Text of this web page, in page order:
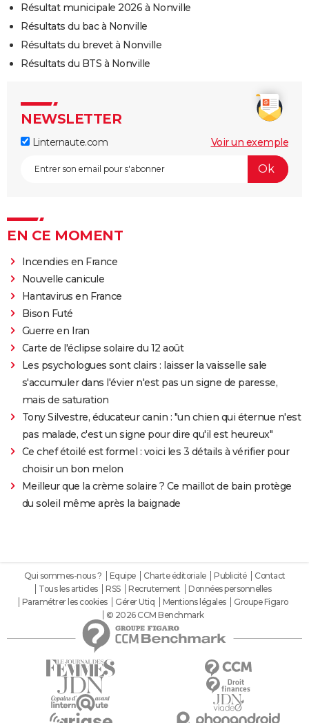
Résultat municipale 2026 à Nonville
Résultats du bac à Nonville
Résultats du brevet à Nonville
Résultats du BTS à Nonville
NEWSLETTER
Linternaute.com Voir un exemple
EN CE MOMENT
Incendies en France
Nouvelle canicule
Hantavirus en France
Bison Futé
Guerre en Iran
Carte de l'éclipse solaire du 12 août
Les psychologues sont clairs : laisser la vaisselle sale
s'accumuler dans l'évier n'est pas un signe de paresse,
mais de saturation
Tony Silvestre, éducateur canin : "un chien qui éternue n'est
pas malade, c'est un signe pour dire qu'il est heureux"
Ce chef étoilé est formel : voici les 3 détails à vérifier pour
choisir un bon melon
Meilleur que la crème solaire ? Ce maillot de bain protège
du soleil même après la baignade
Qui sommes-nous ? Equipe Charte éditoriale Publicité
Contact
Tous les articles
RSS Recrutement
Données personnelles
Paramétrer les cookies
Gérer Utiq Mentions légales
Groupe Figaro
© 2026 CCM Benchmark